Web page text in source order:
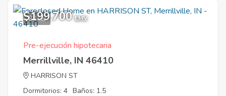
22
$199,700 EMV
Pre-ejecución hipotecaria
Merrillville, IN 46410
HARRISON ST
Dormitorios: 4 Baños: 1.5